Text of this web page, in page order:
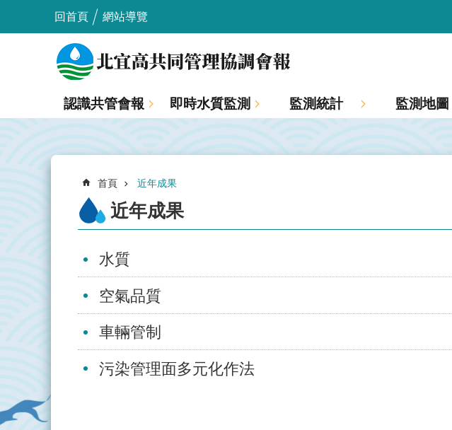
跳到主要內容區塊
回首頁
網站導覽
認識共管會報 即時水質監測 監測統計 監測地圖
首頁 近年成果
近年成果
水質
空氣品質
車輛管制
污染管理面多元化作法